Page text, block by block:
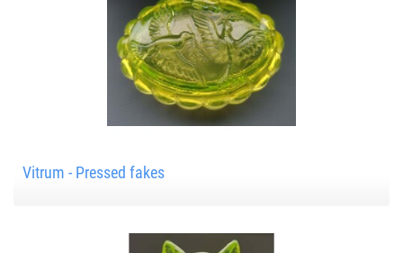
Vitrum - Pressed fakes